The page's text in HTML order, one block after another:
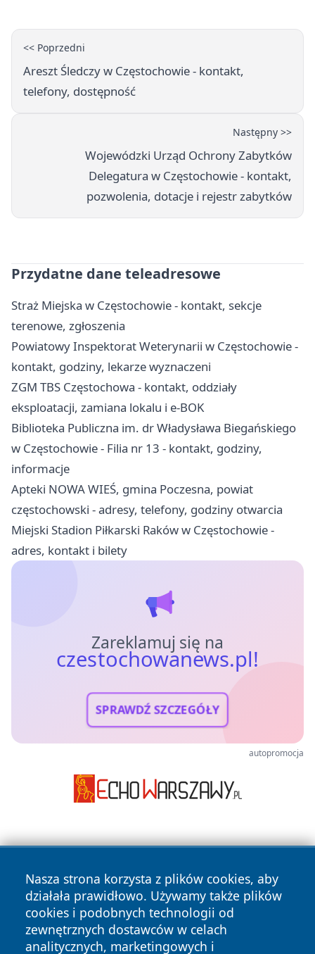
<< Poprzedni
Areszt Śledczy w Częstochowie - kontakt,
telefony, dostępność
Następny >>
Wojewódzki Urząd Ochrony Zabytków
Delegatura w Częstochowie - kontakt,
pozwolenia, dotacje i rejestr zabytków
Przydatne dane teleadresowe
Straż Miejska w Częstochowie - kontakt, sekcje
terenowe, zgłoszenia
Powiatowy Inspektorat Weterynarii w Częstochowie -
kontakt, godziny, lekarze wyznaczeni
ZGM TBS Częstochowa - kontakt, oddziały
eksploatacji, zamiana lokalu i e-BOK
Biblioteka Publiczna im. dr Władysława Biegańskiego
w Częstochowie - Filia nr 13 - kontakt, godziny,
informacje
Apteki NOWA WIEŚ, gmina Poczesna, powiat
częstochowski - adresy, telefony, godziny otwarcia
Miejski Stadion Piłkarski Raków w Częstochowie -
adres, kontakt i bilety
Zareklamuj się na
czestochowanews.pl!
SPRAWDŹ SZCZEGÓŁY
autopromocja
Nasza strona korzysta z plików cookies, aby
działała prawidłowo. Używamy także plików
cookies i podobnych technologii od
zewnętrznych dostawców w celach
analitycznych, marketingowych i
Copyright © 2026 czestochowanews.pl Wszystkie prawa
zastrzeżone.